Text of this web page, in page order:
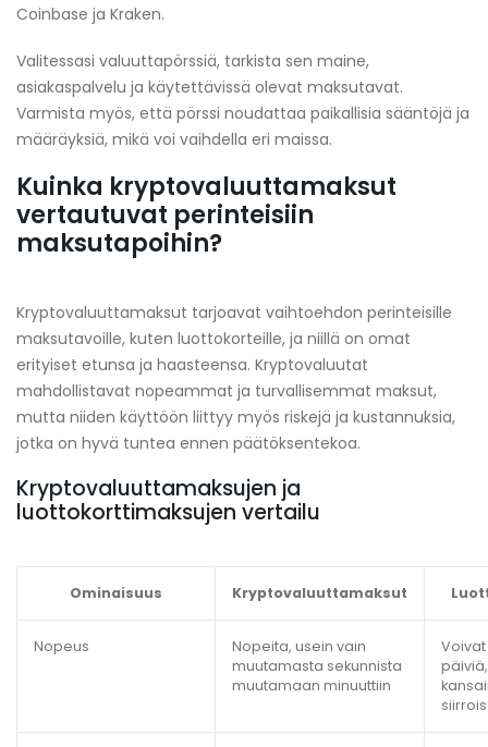
Coinbase ja Kraken.
Valitessasi valuuttapörssiä, tarkista sen maine,
asiakaspalvelu ja käytettävissä olevat maksutavat.
Varmista myös, että pörssi noudattaa paikallisia sääntöjä ja
määräyksiä, mikä voi vaihdella eri maissa.
Kuinka kryptovaluuttamaksut
vertautuvat perinteisiin
maksutapoihin?
Kryptovaluuttamaksut tarjoavat vaihtoehdon perinteisille
maksutavoille, kuten luottokorteille, ja niillä on omat
erityiset etunsa ja haasteensa. Kryptovaluutat
mahdollistavat nopeammat ja turvallisemmat maksut,
mutta niiden käyttöön liittyy myös riskejä ja kustannuksia,
jotka on hyvä tuntea ennen päätöksentekoa.
Kryptovaluuttamaksujen ja
luottokorttimaksujen vertailu
Ominaisuus Kryptovaluuttamaksut
Nopeus
Nopeita, usein vain
muutamasta sekunnista
muutamaan minuuttiin